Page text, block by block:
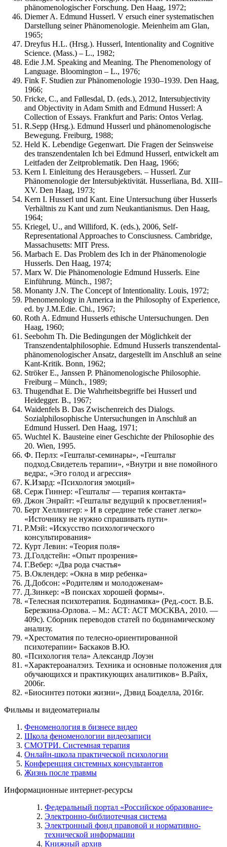
phänomenologischer Forschung. Den Haag, 1972;
Diemer A. Edmund Husserl. V ersuch einer systematischen
Darstellung seiner Phänomenologie. Meienheim am Glan,
1965;
Dreyfus H.L. (Hrsg.). Husserl, Intentionality and Cognitive
Science. (Mass.) – L., 1982;
Edie J.M. Speaking and Meaning. The Phenomenology of
Language. Bloomington – L., 1976;
Fink F. Studien zur Phänomenologie 1930–1939. Den Haag,
1966;
Fricke, C., and Føllesdal, D. (eds.), 2012, Intersubjectivity
and Objectivity in Adam Smith and Edmund Husserl: A
Collection of Essays. Frankfurt and Paris: Ontos Verlag.
R.Sepp (Hrsg.). Edmund Husserl und phänomenologische
Bewegung. Freiburg, 1988;
Held K. Lebendige Gegenwart. Die Fragen der Seinsweise
des transzendentalen Ich bei Edmund Husserl, entwickelt am
Leitfaden der Zeitproblematik. Den Haag, 1966;
Kern I. Einleitung des Herausgebers. – Husserl. Zur
Phänomenologie der Intersubjektivität. Husserliana, Bd. XIII–
XV. Den Haag, 1973;
Kern I. Husserl und Kant. Eine Untersuchung über Husserls
Verhältnis zu Kant und zum Neukantianismus. Den Haag,
1964;
Kriegel, U., and Williford, K. (eds.), 2006, Self-
Representational Approaches to Consciusness. Cambridge,
Massachusetts: MIT Press.
Marbach E. Das Problem des Ich in der Phänomenologie
Husserls. Den Haag, 1974;
Marx W. Die Phänomenologie Edmund Husserls. Eine
Einführung. Münch., 1987;
Monanty J.N. The Concept of Intentionality. Louis, 1972;
Phenomenology in America in the Philosophy of Experience,
ed. by J.M.Edie. Chi., 1967;
Roth A. Edmund Husserls ethische Untersuchungen. Den
Haag, 1960;
Seebohm Th. Die Bedingungen der Möglichkeit der
Transzendentalphilosophie. Edmund Husserls transzendental-
phänomenologischer Ansatz, dargestellt im Anschluß an seine
Kant-Kritik. Bonn, 1962;
Ströker E., Janssen P. Phänomenologische Philosophie.
Freiburg – Münch., 1989;
Thugendhat E. Die Wahrheitsbegriffe bei Husserl und
Heidegger. В., 1967;
Waidenfels В. Das Zwischenreich des Dialogs.
Sozialphilosophische Untersuchungen in Anschluß an
Edmund Husserl. Den Haag, 1971;
Wuchtel K. Bausteine einer Geschichte der Philosophie des
20. Wien, 1995.
Ф. Перлз: «Гештальт-семинары», «Гештальт
подход.Свидетель терапии», «Внутри и вне помойного
ведра:, «Эго голод и агрессия»
К.Изард: «Психология эмоций»
Серж Гиннер: «Гештальт — терапия контакта»
Джон Энрайт: «Гештальт ведущий к просветления!»
Берт Хеллингер: » И в середине тебе станет легко»
«Источнику не нужно спрашивать пути»
Р.Мэй: «Искусство психологического
консультирования»
Курт Левин: «Теория поля»
Д.Голдстейн: «Опыт прозрения»
Г.Вебер: «Два рода счастья»
В.Оклендер: «Окна в мир ребенка»
Д.Добсон: «Родителям и молодоженам»
Д.Зинкер: «В поисках хорошей формы».
«Телесная психотерапия. Бодинамика» (Ред.-сост. В.Б.
Березкина-Орлова. – М.: АСТ: АСТ МОСКВА, 2010. —
409с). Сборник переводов статей по бодинамическому
анализу.
«Хрестоматия по телесно-ориентированной
психотерапии» Баскаков В.Ю.
«Психология тела» Александр Лоуэн
«Характероаналэиз. Техника и основные положения для
обучающихся и практикующих аналитиков» В.Райх,
2006г.
«Биосинтез потоки жизни», Дэвид Боаделла, 2016г.
Фильмы и видеоматериалы
Феноменология в бизнесе видео
Школа феноменологии видеозаписи
СМОТРИ. Системная терапия
Онлайн-школа практической психологии
Конференция системных консультантов
Жизнь после травмы
Информационные интернет-ресурсы
Федеральный портал «Российское образование»
Электронно-библиотечная система
Электронный фонд правовой и нормативно-
технической информации
Книжный архив